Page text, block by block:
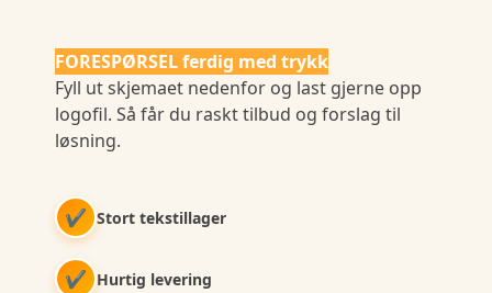
FORESPØRSEL ferdig med trykk
Fyll ut skjemaet nedenfor og last gjerne opp
logofil. Så får du raskt tilbud og forslag til
løsning.
✔ Stort tekstillager
✔ Hurtig levering